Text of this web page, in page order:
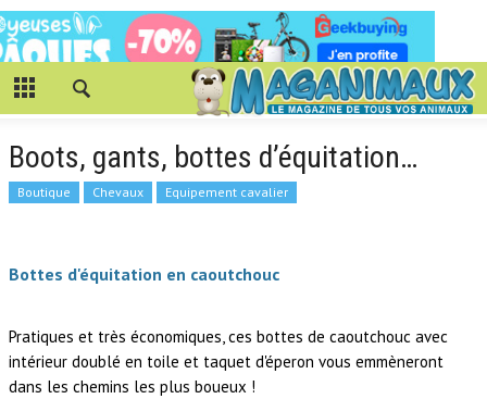
Boots, gants, bottes d’équitation…
Boutique Chevaux Equipement cavalier
Bottes d'équitation en caoutchouc
Pratiques et très économiques, ces bottes de caoutchouc avec
intérieur doublé en toile et taquet d'éperon vous emmèneront
dans les chemins les plus boueux !